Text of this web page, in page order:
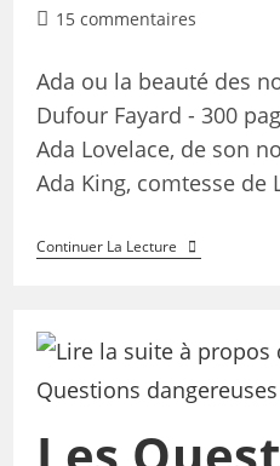
15 commentaires
Ada ou la beauté des
Dufour Fayard - 300
Ada Lovelace, de son
Ada King, comtesse de
Continuer La Lecture